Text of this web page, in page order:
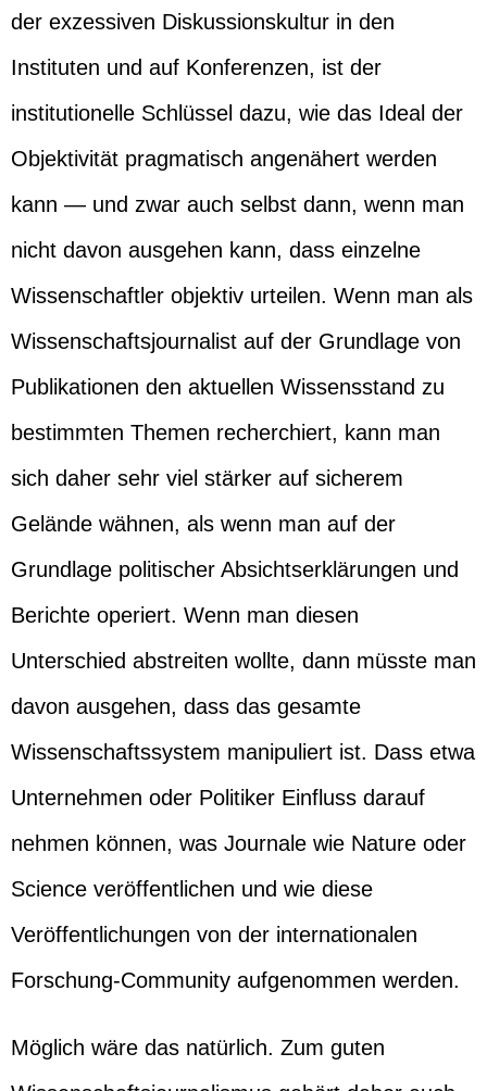
der exzessiven Diskussionskultur in den
Instituten und auf Konferenzen, ist der
institutionelle Schlüssel dazu, wie das Ideal der
Objektivität pragmatisch angenähert werden
kann — und zwar auch selbst dann, wenn man
nicht davon ausgehen kann, dass einzelne
Wissenschaftler objektiv urteilen. Wenn man als
Wissenschaftsjournalist auf der Grundlage von
Publikationen den aktuellen Wissensstand zu
bestimmten Themen recherchiert, kann man
sich daher sehr viel stärker auf sicherem
Gelände wähnen, als wenn man auf der
Grundlage politischer Absichtserklärungen und
Berichte operiert. Wenn man diesen
Unterschied abstreiten wollte, dann müsste man
davon ausgehen, dass das gesamte
Wissenschaftssystem manipuliert ist. Dass etwa
Unternehmen oder Politiker Einfluss darauf
nehmen können, was Journale wie Nature oder
Science veröffentlichen und wie diese
Veröffentlichungen von der internationalen
Forschung-Community aufgenommen werden.
Möglich wäre das natürlich. Zum guten